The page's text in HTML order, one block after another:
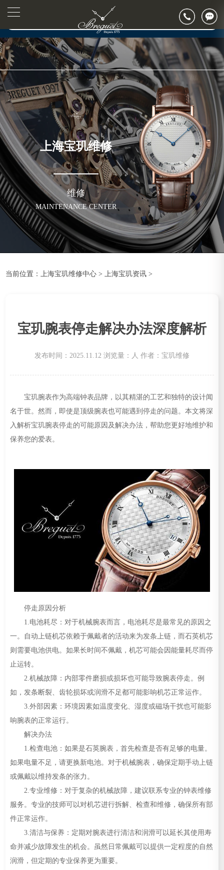
▲
▼
2026年7月宝玑售后服务中心最新网点地址：
上海市徐汇区虹桥路3号港汇中心写字楼2座37层3705室（需提前预约）
上海市黄浦区南京东路299号宏伊国际广场写字楼8层806室（需提前预约）
上海市黄浦区南京东路299号宏伊国际广场写字楼8层806室宝玑售后服务中心（需提前预约）
节假日正常营业！
上海宝玑维修
维修
MAINTENANCE CENTER
当前位置： 上海宝玑维修中心 > 上海宝玑资讯 >
宝玑腕表停走解决办法深度解析
发布时间：2025.11.12 浏览量： 人 作者：宝玑维修
宝玑腕表作为高端钟表品牌，以其精湛的工艺和独特的设计闻
名于世。然而，即使是顶级腕表也可能遇到停走的问题。本文将深
入解析宝玑腕表停走的可能原因及解决办法，帮助您更好地维护和
保养您的爱表。
停走原因分析
1.电池耗尽：对于机械腕表而言，电池耗尽是最常见的原因之
一。自动上链机芯依赖于佩戴者的活动来为发条上链，而石英机芯
则需要电池供电。如果长时间不佩戴，机芯可能会因能量耗尽而停
止运转。
2.机械故障：内部零件磨损或损坏也可能导致腕表停走。例
如，发条断裂、齿轮损坏或润滑不足都可能影响机芯正常运作。
3.外部因素：环境因素如温度变化、湿度或磁场干扰也可能影
响腕表的正常运行。
解决办法
1.检查电池：如果是石英腕表，首先检查是否有足够的电量。
如果电量不足，请更换新电池。对于机械腕表，确保定期手动上链
或佩戴以维持发条的张力。
2.专业维修：对于复杂的机械故障，建议联系专业的钟表维修
服务。专业的技师可以对机芯进行拆解、检查和维修，确保所有部
件正常运作。
3.清洁与保养：定期对腕表进行清洁和润滑可以延长其使用寿
命并减少故障发生的机会。虽然日常佩戴可以提供一定程度的自然
润滑，但定期的专业保养更为重要。